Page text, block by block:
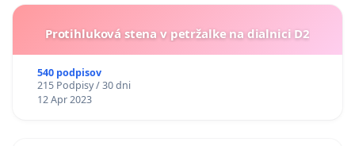
Protihluková stena v petržalke na dialnici D2
540 podpisov
215 Podpisy / 30 dni
12 Apr 2023